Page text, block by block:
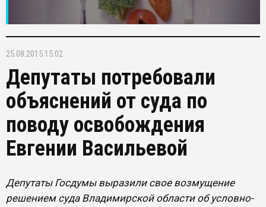
25.08.2015 15:02
Депутаты потребовали
объяснений от суда по
поводу освобождения
Евгении Васильевой
Депутаты Госдумы выразили свое возмущение
решением суда Владимирской области об условно-